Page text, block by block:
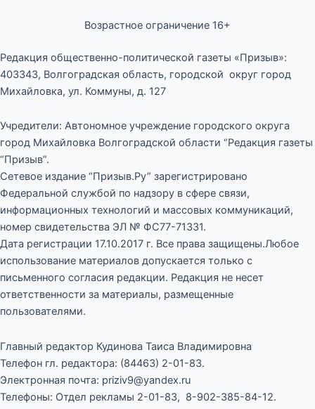
Возрастное ограничение 16+
Редакция общественно-политической газеты «Призыв»:
403343, Волгоградская область, городской округ город
Михайловка, ул. Коммуны, д. 127
Учредители: Автономное учреждение городского округа
город Михайловка Волгоградской области “Редакция газеты
“Призыв”.
Сетевое издание “Призыв.Ру” зарегистрировано
Федеральной службой по надзору в сфере связи,
информационных технологий и массовых коммуникаций,
номер свидетельства ЭЛ № ФС77-71331.
Дата регистрации 17.10.2017 г. Все права защищены.Любое
использование материалов допускается только с
письменного согласия редакции. Редакция не несет
ответственности за материалы, размещенные
пользователями.
Главный редактор Кудинова Таиса Владимировна
Телефон гл. редактора: (84463) 2-01-83.
Электронная почта: priziv9@yandex.ru
Телефоны: Отдел рекламы 2-01-83, 8-902-385-84-12.